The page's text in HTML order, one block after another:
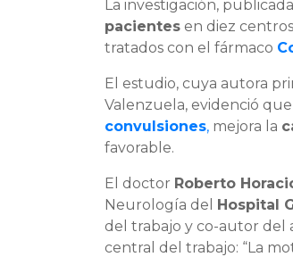
La investigación,
pacientes en diez
tratados con el fármaco
El estudio, cuya autora
Valenzuela, evidenció
convulsiones, mejora la
favorable.
El doctor Roberto
Neurología del Hospital
del trabajo y co-autor del
central del trabajo: “La